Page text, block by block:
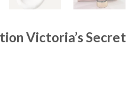
Victoria’s Secret